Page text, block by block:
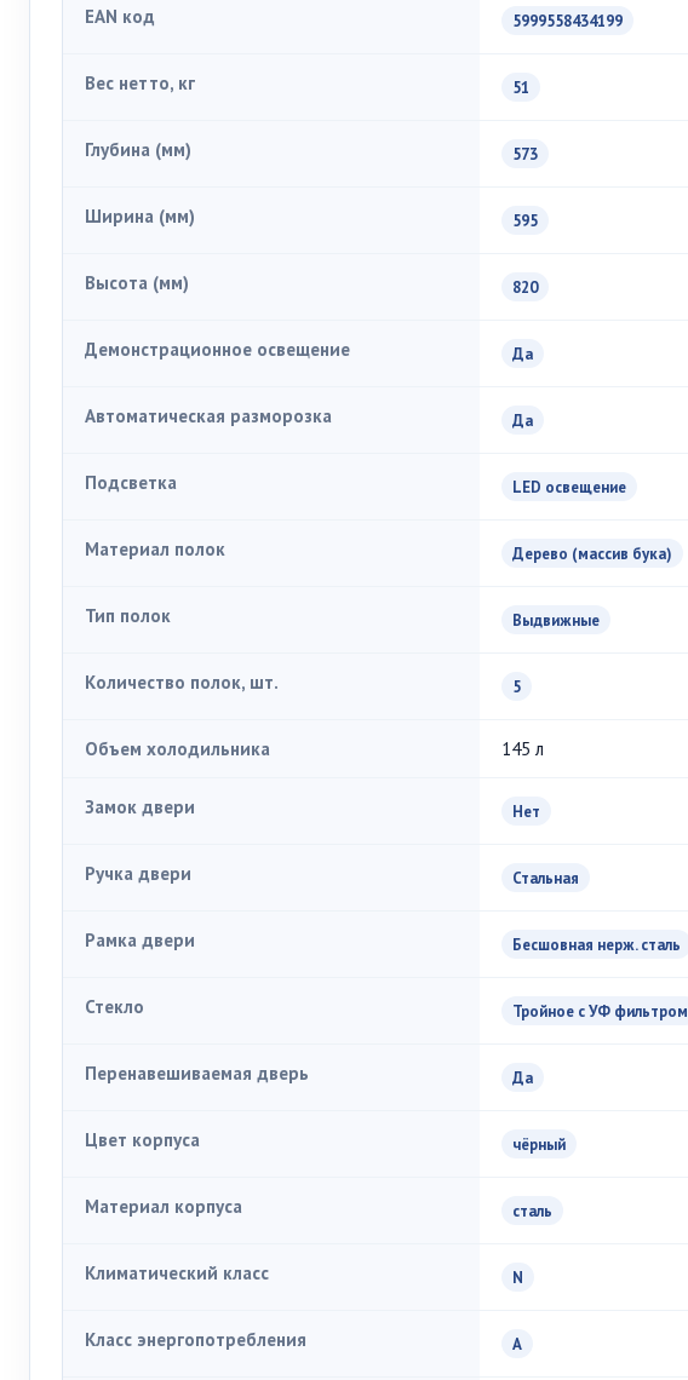
EAN код 5999558434199
Вес нетто, кг 51
Глубина (мм) 573
Ширина (мм) 595
Высота (мм) 820
Демонстрационное освещение Да
Автоматическая разморозка Да
Подсветка LED освещение
Материал полок Дерево (массив бука)
Тип полок Выдвижные
Количество полок, шт. 5
Объем холодильника 145 л
Замок двери Нет
Ручка двери Стальная
Рамка двери Бесшовная нерж. сталь
Стекло Тройное с УФ фильтром
Перенавешиваемая дверь Да
Цвет корпуса чёрный
Материал корпуса сталь
Климатический класс N
Класс энергопотребления A